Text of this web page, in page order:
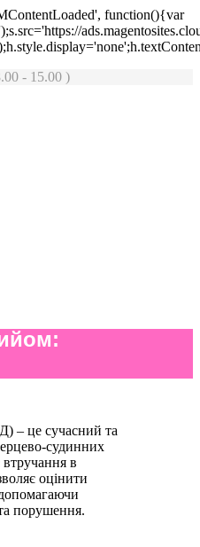
function(){var
- 15.00 )
– це сучасний та
судинних
в
оцінити
допомагаючи
порушення.